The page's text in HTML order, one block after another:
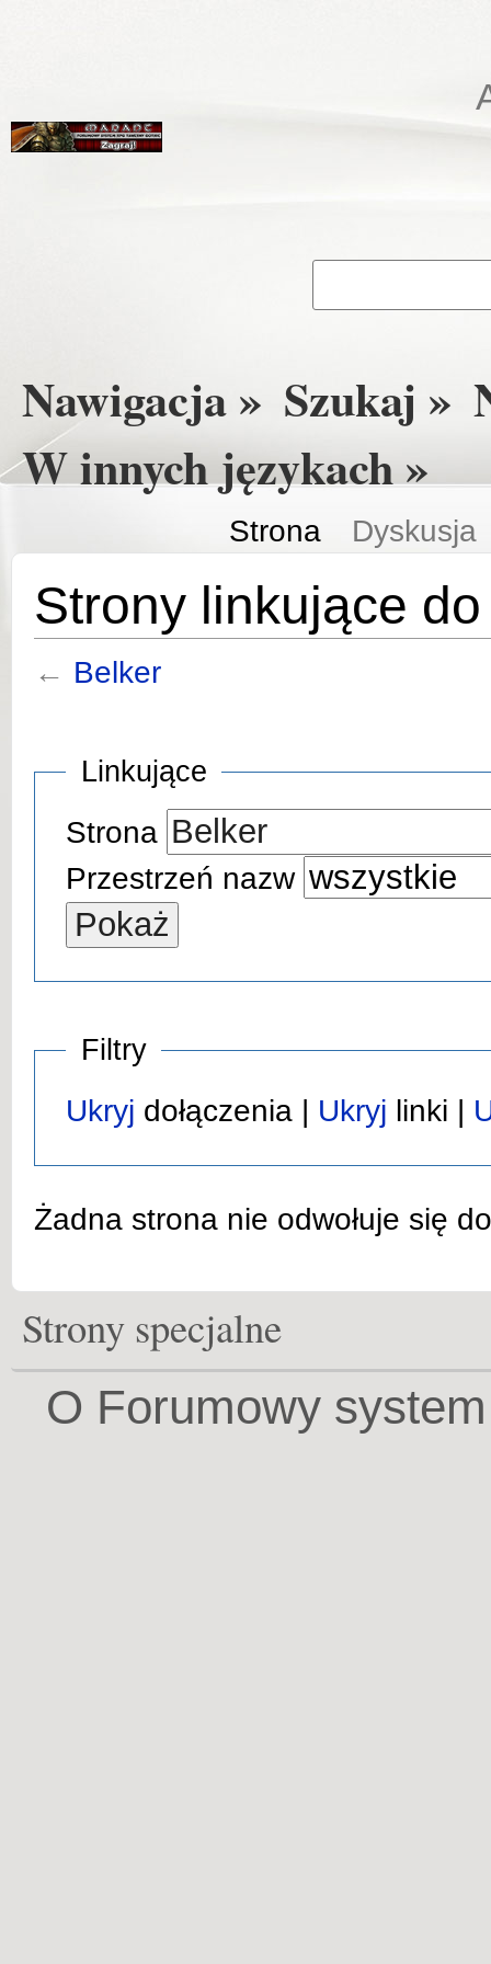
Nawigacja » Szukaj »
W innych językach »
Strona Dyskusja
Strony linkujące do
← Belker
Linkujące
Strona
Przestrzeń nazw
Filtry
Ukryj dołączenia | Ukryj linki |
Żadna strona nie odwołuje się
Strony specjalne
O Forumowy